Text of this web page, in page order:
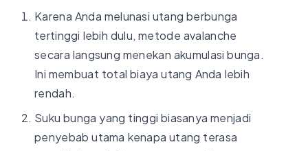
Karena Anda melunasi utang berbunga
tertinggi lebih dulu, metode avalanche
secara langsung menekan akumulasi bunga.
Ini membuat total biaya utang Anda lebih
rendah.
Suku bunga yang tinggi biasanya menjadi
penyebab utama kenapa utang terasa